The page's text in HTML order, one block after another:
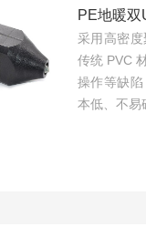
PE地暖
采用高密
传统 PVC
操作等缺
本低、不易